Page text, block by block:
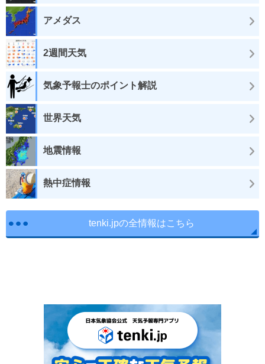
アメダス
2週間天気
気象予報士のポイント解説
世界天気
地震情報
熱中症情報
tenki.jpの全情報はこちら